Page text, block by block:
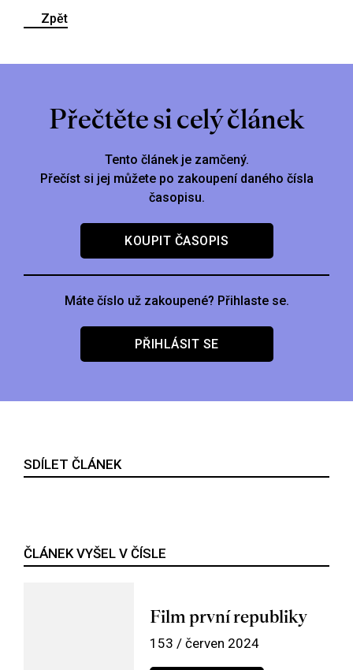
Zpět
Přečtěte si celý článek
Tento článek je zamčený.
Přečíst si jej můžete po zakoupení daného čísla
časopisu.
KOUPIT ČASOPIS
Máte číslo už zakoupené? Přihlaste se.
PŘIHLÁSIT SE
SDÍLET ČLÁNEK
ČLÁNEK VYŠEL V ČÍSLE
Film první republiky
153 / červen 2024